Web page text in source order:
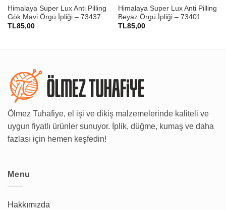
Himalaya Super Lux Anti Pilling
Gök Mavi Örgü İpliği – 73437
TL85,00
Himalaya Super Lux Anti Pilling
Beyaz Örgü İpliği – 73401
TL85,00
Ölmez Tuhafiye, el işi ve dikiş malzemelerinde kaliteli ve
uygun fiyatlı ürünler sunuyor. İplik, düğme, kumaş ve daha
fazlası için hemen keşfedin!
Menu
Hakkımızda